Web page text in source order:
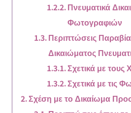
Πνευματικά
Φωτογραφιών
Περιπτώσεις
Δικαιώματος
Σχετικά με τους
Σχετικά με τις
Σχέση με το Δικαίωμα